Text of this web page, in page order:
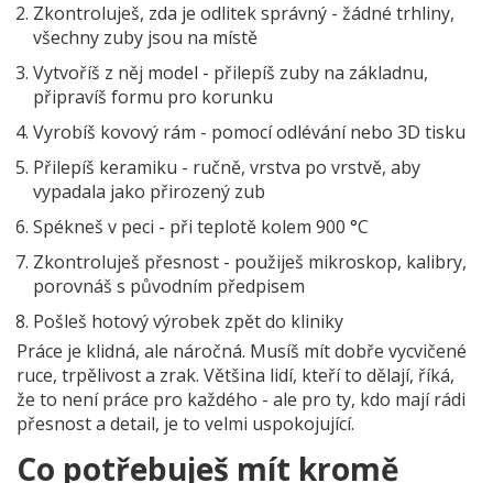
Zkontroluješ, zda je odlitek správný - žádné trhliny,
všechny zuby jsou na místě
Vytvoříš z něj model - přilepíš zuby na základnu,
připravíš formu pro korunku
Vyrobíš kovový rám - pomocí odlévání nebo 3D tisku
Přilepíš keramiku - ručně, vrstva po vrstvě, aby
vypadala jako přirozený zub
Spékneš v peci - při teplotě kolem 900 °C
Zkontroluješ přesnost - použiješ mikroskop, kalibry,
porovnáš s původním předpisem
Pošleš hotový výrobek zpět do kliniky
Práce je klidná, ale náročná. Musíš mít dobře vycvičené
ruce, trpělivost a zrak. Většina lidí, kteří to dělají, říká,
že to není práce pro každého - ale pro ty, kdo mají rádi
přesnost a detail, je to velmi uspokojující.
Co potřebuješ mít kromě